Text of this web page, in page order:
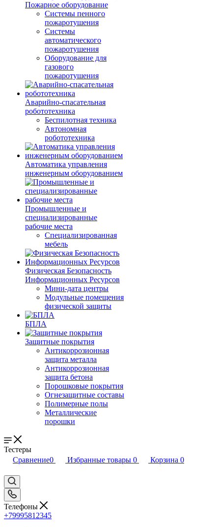
Пожарное оборудование
Системы пенного
пожаротушения
Системы
автоматического
пожаротушения
Оборудование для
газового
пожаротушения
Аварийно-спасательная
робототехника
Беспилотная техника
Автономная
робототехника
Автоматика управления
инженерным оборудованием
Промышленные и
специализированные
рабочие места
Специализированная
мебель
Физическая Безопасность
Информационных Ресурсов
Мини-дата центры
Модульные помещения
физической защиты
БПЛА
Защитные покрытия
Антикоррозионная
защита металла
Антикоррозионная
защита бетона
Порошковые покрытия
Огнезащитные составы
Полимерные полы
Металлические
порошки
Тестеры
Сравнение0 Избранные товары 0 Корзина 0
Телефоны
+79995812345